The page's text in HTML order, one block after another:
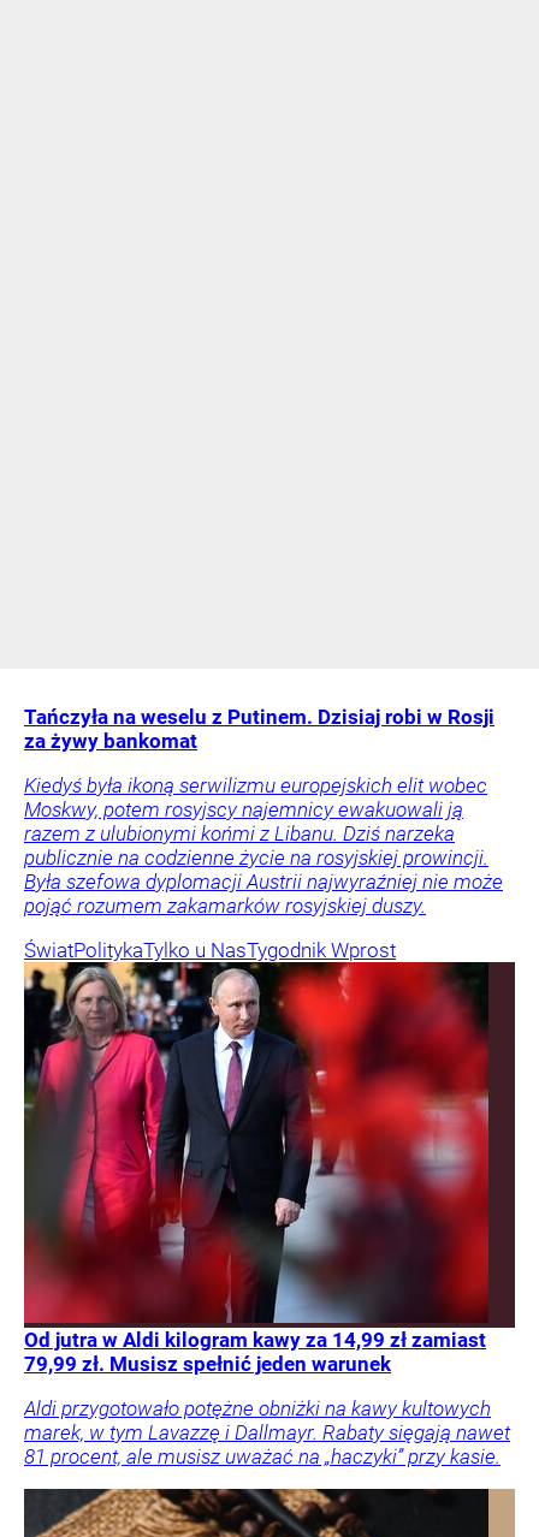
Tańczyła na weselu z Putinem. Dzisiaj robi w Rosji
za żywy bankomat
Kiedyś była ikoną serwilizmu europejskich elit wobec
Moskwy, potem rosyjscy najemnicy ewakuowali ją
razem z ulubionymi końmi z Libanu. Dziś narzeka
publicznie na codzienne życie na rosyjskiej prowincji.
Była szefowa dyplomacji Austrii najwyraźniej nie może
pojąć rozumem zakamarków rosyjskiej duszy.
ŚwiatPolitykaTylko u NasTygodnik Wprost
Od jutra w Aldi kilogram kawy za 14,99 zł zamiast
79,99 zł. Musisz spełnić jeden warunek
Aldi przygotowało potężne obniżki na kawy kultowych
marek, w tym Lavazzę i Dallmayr. Rabaty sięgają nawet
81 procent, ale musisz uważać na „haczyki” przy kasie.